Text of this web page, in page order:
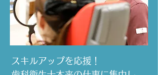
スキルアップを応援！